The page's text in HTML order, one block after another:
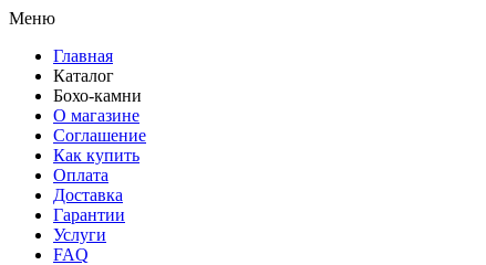
Меню
Главная
Каталог
Бохо-камни
О магазине
Соглашение
Как купить
Оплата
Доставка
Гарантии
Услуги
FAQ